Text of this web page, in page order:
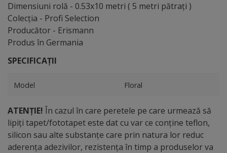
Dimensiuni rolă - 0.53x10 metri ( 5 metri pătraţi )
Colecţia - Profi Selection
Producător - Erismann
Produs în Germania
SPECIFICAȚII
Model Floral
ATENȚIE! În cazul în care peretele pe care urmează să
lipiți tapet/fototapet este dat cu var ce conține teflon,
silicon sau alte substanțe care prin natura lor reduc
aderența adezivilor, rezistența în timp a produselor va